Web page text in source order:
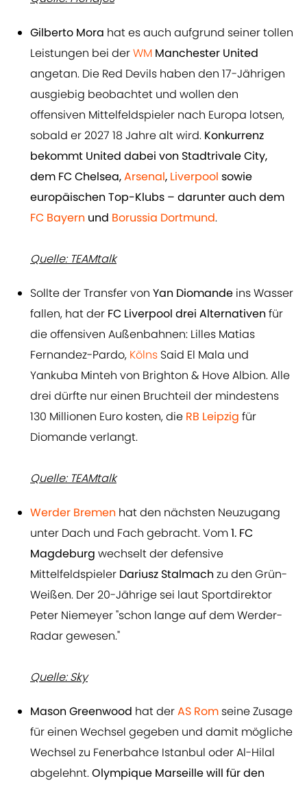
Gilberto Mora hat es auch aufgrund seiner tollen
Leistungen bei derWM Manchester United
angetan. Die Red Devils haben den 17-Jährigen
ausgiebig beobachtet und wollen den
offensiven Mittelfeldspieler nach Europa lotsen,
sobald er 2027 18 Jahre alt wird. Konkurrenz
bekommt United dabei von Stadtrivale City,
dem FC Chelsea,Arsenal, Liverpool sowie
europäischen Top-Klubs – darunter auch dem
FC Bayern und Borussia Dortmund.
Quelle: TEAMtalk
Sollte der Transfer von Yan Diomande ins Wasser
fallen, hat der FC Liverpool drei Alternativen für
die offensiven Außenbahnen: Lilles Matias
Fernandez-Pardo, Kölns Said El Mala und
Yankuba Minteh von Brighton & Hove Albion. Alle
drei dürfte nur einen Bruchteil der mindestens
130 Millionen Euro kosten, die RB Leipzig für
Diomande verlangt.
Quelle: TEAMtalk
Werder Bremen hat den nächsten Neuzugang
unter Dach und Fach gebracht. Vom1. FC
Magdeburg wechselt der defensive
Mittelfeldspieler Dariusz Stalmach zu den Grün-
Weißen. Der 20-Jährige sei laut Sportdirektor
Peter Niemeyer "schon lange auf dem Werder-
Radar gewesen."
Quelle: Sky
Mason Greenwood hat derAS Rom seine Zusage
für einen Wechsel gegeben und damit mögliche
Wechsel zu Fenerbahce Istanbul oder Al-Hilal
abgelehnt.Olympique Marseille will für den